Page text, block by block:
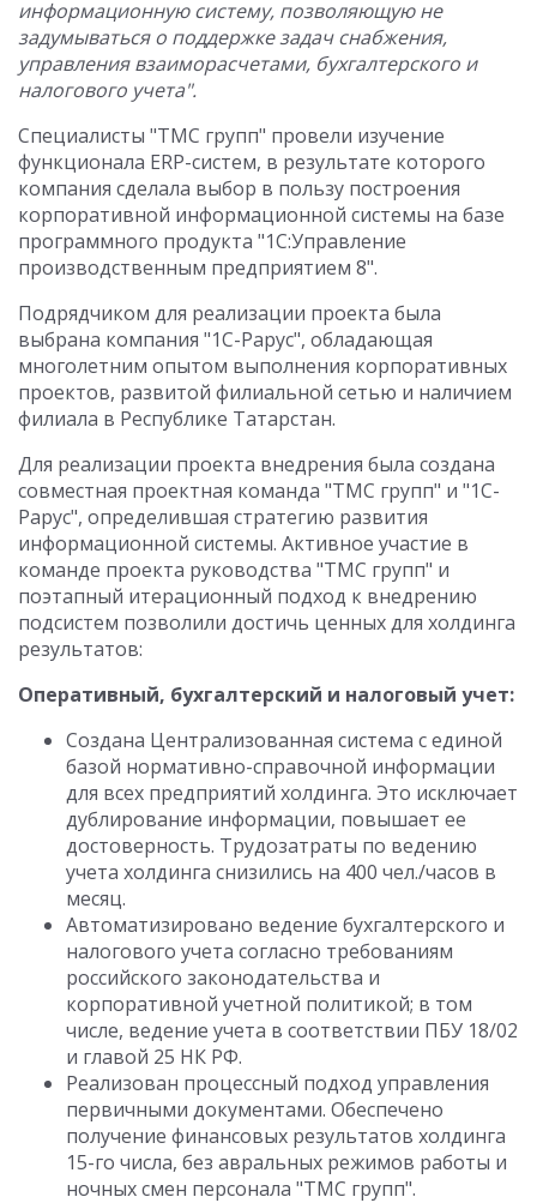
информационную систему, позволяющую не
задумываться о поддержке задач снабжения,
управления взаиморасчетами, бухгалтерского и
налогового учета".
Специалисты "ТМС групп" провели изучение
функционала ERP-систем, в результате которого
компания сделала выбор в пользу построения
корпоративной информационной системы на базе
программного продукта "1С:Управление
производственным предприятием 8".
Подрядчиком для реализации проекта была
выбрана компания "1С-Рарус", обладающая
многолетним опытом выполнения корпоративных
проектов, развитой филиальной сетью и наличием
филиала в Республике Татарстан.
Для реализации проекта внедрения была создана
совместная проектная команда "ТМС групп" и "1С-
Рарус", определившая стратегию развития
информационной системы. Активное участие в
команде проекта руководства "ТМС групп" и
поэтапный итерационный подход к внедрению
подсистем позволили достичь ценных для холдинга
результатов:
Оперативный, бухгалтерский и налоговый учет:
Создана Централизованная система с единой
базой нормативно-справочной информации
для всех предприятий холдинга. Это исключает
дублирование информации, повышает ее
достоверность. Трудозатраты по ведению
учета холдинга снизились на 400 чел./часов в
месяц.
Автоматизировано ведение бухгалтерского и
налогового учета согласно требованиям
российского законодательства и
корпоративной учетной политикой; в том
числе, ведение учета в соответствии ПБУ 18/02
и главой 25 НК РФ.
Реализован процессный подход управления
первичными документами. Обеспечено
получение финансовых результатов холдинга
15-го числа, без авральных режимов работы и
ночных смен персонала "ТМС групп".